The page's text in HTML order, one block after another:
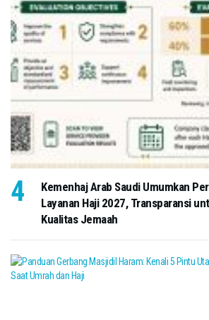
Kemenhaj Arab Saudi Umumkan
Layanan Haji 2027, Transparansi
Kualitas Jemaah